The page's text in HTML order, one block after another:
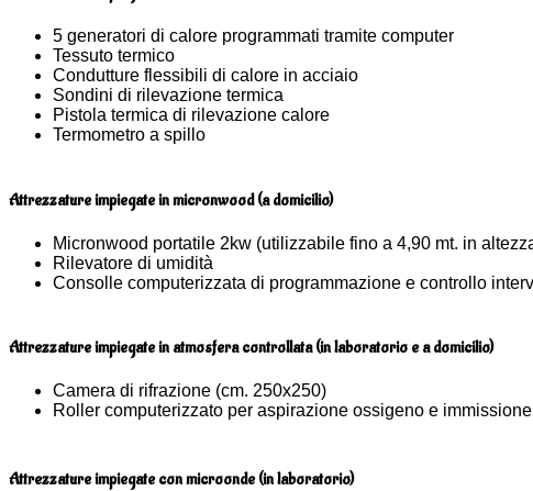
5 generatori di calore programmati tramite computer
Tessuto termico
Condutture flessibili di calore in acciaio
Sondini di rilevazione termica
Pistola termica di rilevazione calore
Termometro a spillo
Attrezzature impiegate in micronwood (a domicilio)
Micronwood portatile 2kw (utilizzabile fino a 4,90 mt. in
Rilevatore di umidità
Consolle computerizzata di programmazione e controllo
Attrezzature impiegate in atmosfera controllata (in laboratorio e a domicilio)
Camera di rifrazione (cm. 250x250)
Roller computerizzato per aspirazione ossigeno e
Attrezzature impiegate con microonde (in laboratorio)